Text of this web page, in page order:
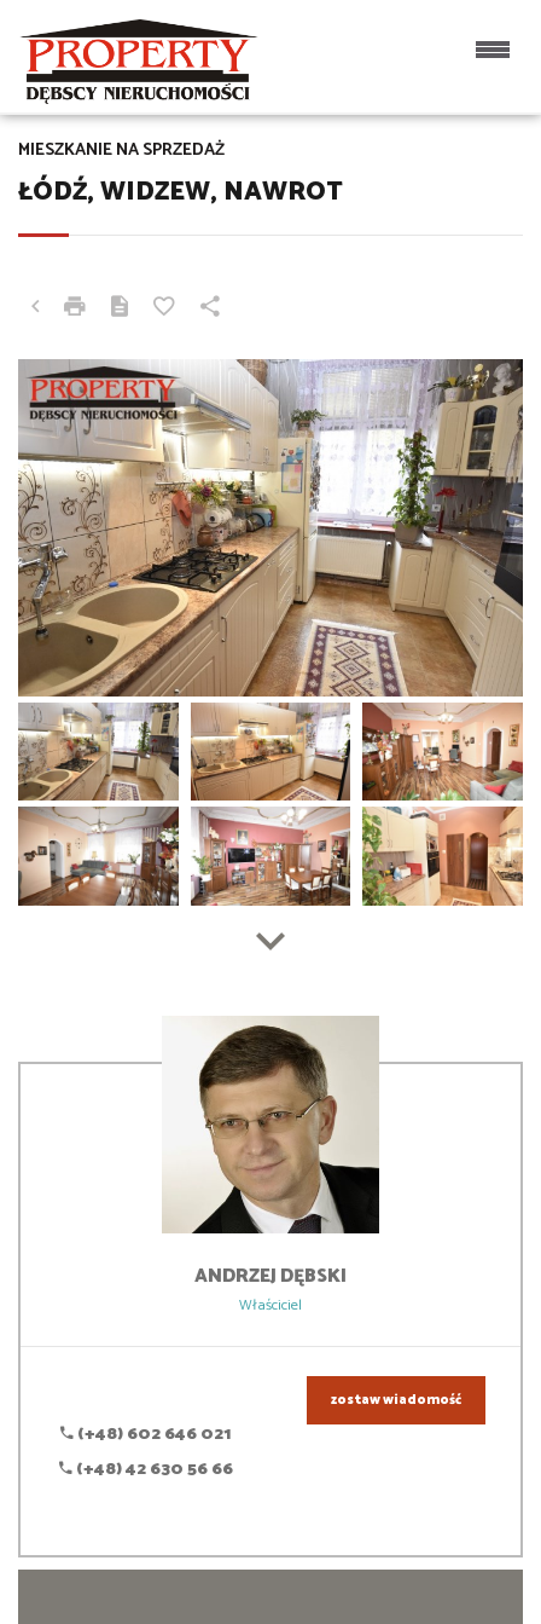
ŁÓDŹ, WIDZEW, NAWROT
MIESZKANIE NA SPRZEDAŻ
ANDRZEJ DĘBSKI
Właściciel
(+48) 602 646 021
(+48) 42 630 56 66
zostaw wiadomość